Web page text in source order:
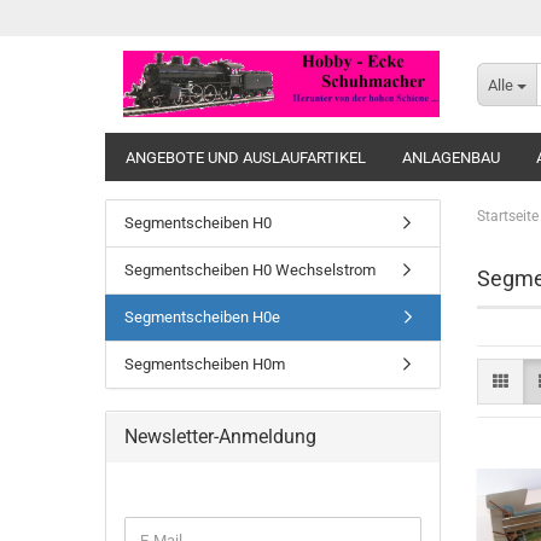
Alle
ANGEBOTE UND AUSLAUFARTIKEL ANLAGENBAU
Startseite
Segmentscheiben H0
Segmentscheiben H0 Wechselstrom
Segmentscheiben H0e
Segmentscheiben H0m
Newsletter-Anmeldung